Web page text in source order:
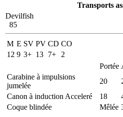
Transports
Devilfish
85
M E SV PV CD CO
12 9 3+ 13 7+
2
Portée
Carabine à impulsions
jumelée
20
Canon à induction Acceleré
18
Coque blindée
Mêlée